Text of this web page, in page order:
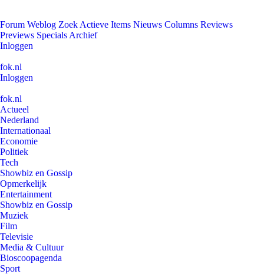
Forum Weblog Zoek Actieve Items Nieuws Columns Reviews
Previews Specials Archief
Inloggen
fok.nl
Inloggen
fok.nl
Actueel
Nederland
Internationaal
Economie
Politiek
Tech
Showbiz en Gossip
Opmerkelijk
Entertainment
Showbiz en Gossip
Muziek
Film
Televisie
Media & Cultuur
Bioscoopagenda
Sport